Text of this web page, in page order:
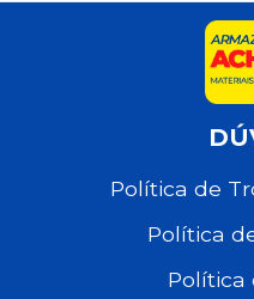
Política de
Política
Política